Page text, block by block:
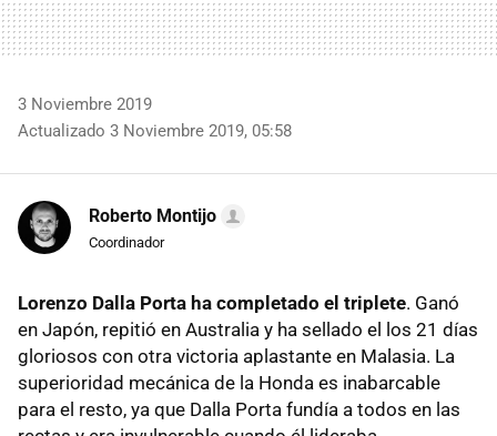
3 Noviembre 2019
Actualizado 3 Noviembre 2019, 05:58
Roberto Montijo
Coordinador
Lorenzo Dalla Porta ha completado el triplete. Ganó
en Japón, repitió en Australia y ha sellado el los 21 días
gloriosos con otra victoria aplastante en Malasia. La
superioridad mecánica de la Honda es inabarcable
para el resto, ya que Dalla Porta fundía a todos en las